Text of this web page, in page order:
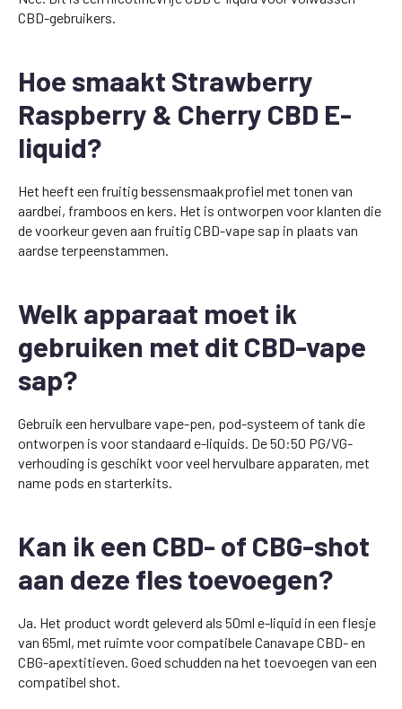
CBD-gebruikers.
Hoe smaakt Strawberry
Raspberry & Cherry CBD E-
liquid?
Het heeft een fruitig bessensmaakprofiel met tonen van
aardbei, framboos en kers. Het is ontworpen voor klanten die
de voorkeur geven aan fruitig CBD-vape sap in plaats van
aardse terpeenstammen.
Welk apparaat moet ik
gebruiken met dit CBD-vape
sap?
Gebruik een hervulbare vape-pen, pod-systeem of tank die
ontworpen is voor standaard e-liquids. De 50:50 PG/VG-
verhouding is geschikt voor veel hervulbare apparaten, met
name pods en starterkits.
Kan ik een CBD- of CBG-shot
aan deze fles toevoegen?
Ja. Het product wordt geleverd als 50ml e-liquid in een flesje
van 65ml, met ruimte voor compatibele Canavape CBD- en
CBG-apextitieven. Goed schudden na het toevoegen van een
compatibel shot.